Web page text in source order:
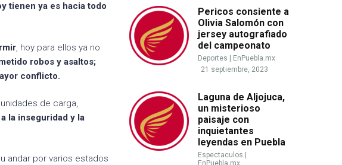
tienen ya es hacia todo
, hoy para ellos ya no
robos y asaltos;
conflicto.
de carga,
la inseguridad y la
andar por varios estados
Pericos consiente a
Olivia Salomón con
jersey autografiado
del campeonato
Deportes
EnPuebla.mx
21 septiembre, 2023
Laguna de Aljojuca,
un misterioso
paisaje con
inquietantes
leyendas en Puebla
Espectaculos
EnPuebla.mx